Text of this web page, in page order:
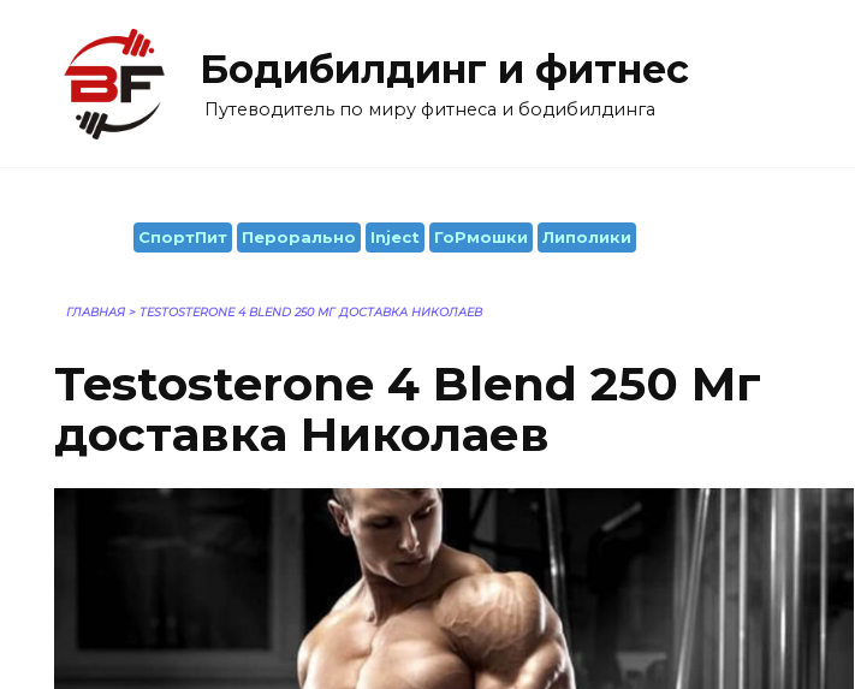
содержанию
Бодибилдинг и фитнес
Путеводитель по миру фитнеса и бодибилдинга
СпортПит Перорально Inject ГоРмошки Липолики
ГЛАВНАЯ > TESTOSTERONE 4 BLEND 250 МГ ДОСТАВКА НИКОЛАЕВ
Testosterone 4 Blend 250 Мг
доставка Николаев